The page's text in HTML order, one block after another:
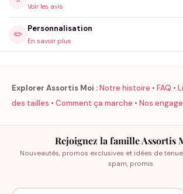
Voir les avis
✏️
Personnalisation
En savoir plus
Explorer Assortis Moi :Notre histoire • FAQ •
des tailles • Comment ça marche • Nos
Rejoignez la famille Assortis
Nouveautés, promos exclusives et idées de
spam, promis.